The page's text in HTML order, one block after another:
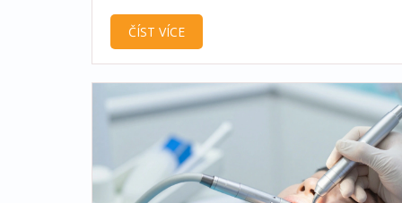
zubaře.
ČÍST VÍCE